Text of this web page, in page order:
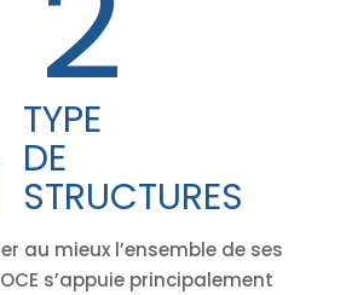
TYPE
DE
STRUCTURES
au mieux l’ensemble de ses
s’appuie principalement